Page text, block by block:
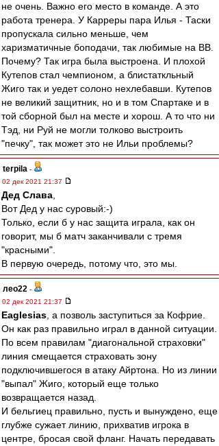
не очень. Важно его место в команде. А это
работа тренера. У Карреры пара Илья - Таски
пропускала сильно меньше, чем
харизматичные боподачи, так любимые на ВВ.
Почему? Так игра была выстроена. И плохой
Кутепов стал чемпионом, а блистаткльный
Жиго так и уедет солоно нехлебавши. Кутепов
не великий защитник, но и в том Спартаке и в
той сборной был на месте и хорош. А то что ни
Тэд, ни Руй не могли толково выстроить
"печку", так может это не Ильи проблемы?
terpila -
02 дек 2021 21:37
Дед Слава
Вот Дед у нас суровый:-)
Только, если б у нас защита играла, как он
говорит, мы б матч заканчивали с тремя
"красными".
В первую очередь, потому что, это мы.
лео22 -
02 дек 2021 21:37
Eaglesias , а позволь заступиться за Кофрие.
Он как раз правильно играл в данной ситуации.
По всем правилам "диагональной страховки"
линия смещается страховать зону
подключившегося в атаку Айртона. Но из линии
"выпал" Жиго, который еще только
возвращается назад.
И бельгиец правильно, пусть и вынуждено, еще
глубже сужает линию, прихватив игрока в
центре, бросая свой фланг. Начать передавать